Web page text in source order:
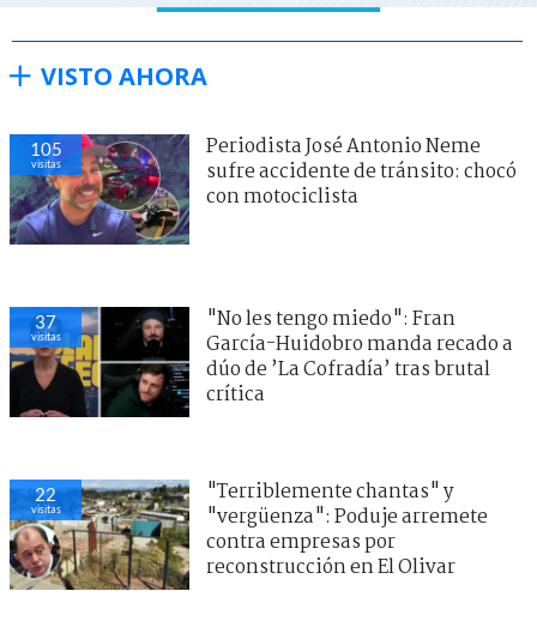
VISTO AHORA
105
visitas
Periodista José Antonio Neme
sufre accidente de tránsito: chocó
con motociclista
37
visitas
"No les tengo miedo": Fran
García-Huidobro manda recado a
dúo de ’La Cofradía’ tras brutal
crítica
22
visitas
"Terriblemente chantas" y
"vergüenza": Poduje arremete
contra empresas por
reconstrucción en El Olivar